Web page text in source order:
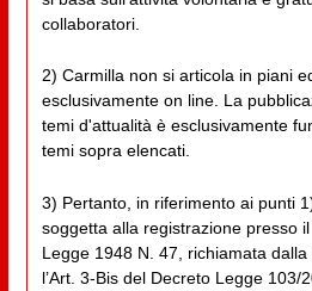
collaboratori.
2) Carmilla non si articola in piani
esclusivamente on line. La
temi d'attualità è esclusivamente
temi sopra elencati.
3) Pertanto, in riferimento ai punti
soggetta alla registrazione presso
Legge 1948 N. 47, richiamata
l’Art. 3-Bis del Decreto Legge 103/